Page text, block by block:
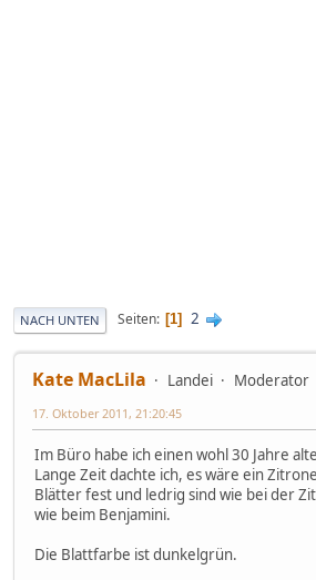
NACH UNTEN Seiten 1 2
Kate MacLila Landei Moderator
17. Oktober 2011, 21:20:45
Im Büro habe ich einen wohl 30 Jahre
Lange Zeit dachte ich, es wäre ein
Blätter fest und ledrig sind wie bei der
wie beim Benjamini.
Die Blattfarbe ist dunkelgrün.